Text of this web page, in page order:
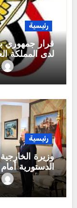
رئيسية
قرار جمهوري
لدى المملكة
رئيسية
وزيرة
الدستورية